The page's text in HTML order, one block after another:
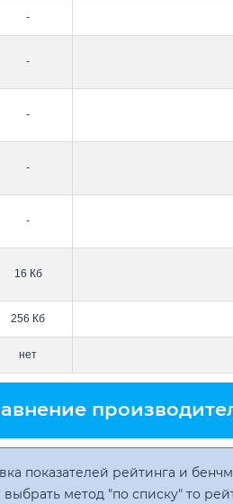
-
-
-
-
-
16 Кб
256 Кб
нет
показателей рейтинга и
выбрать метод "по списку" то